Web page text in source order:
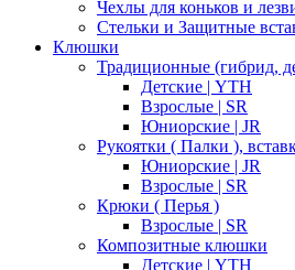
Чехлы для коньков и
Стельки и Защитные
Клюшки
Традиционные (гибрид,
Детские | YTH
Взрослые | SR
Юниорские | JR
Рукоятки ( Палки ),
Юниорские | JR
Взрослые | SR
Крюки ( Перья )
Взрослые | SR
Композитные клюшки
Детские | YTH